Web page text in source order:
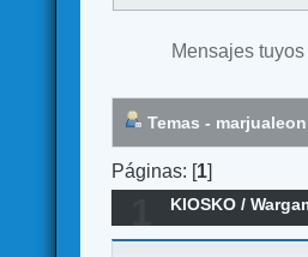
Mensajes tuyos
Temas - marjualeon
Páginas: [1]
KIOSKO /